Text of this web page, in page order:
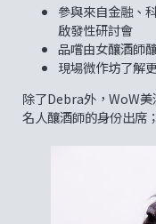
參與來自金融、
啟發性研討會
品嚐由女釀酒師
現場微作坊了解
除了Debra外，WoW
名人釀酒師的身份出席；